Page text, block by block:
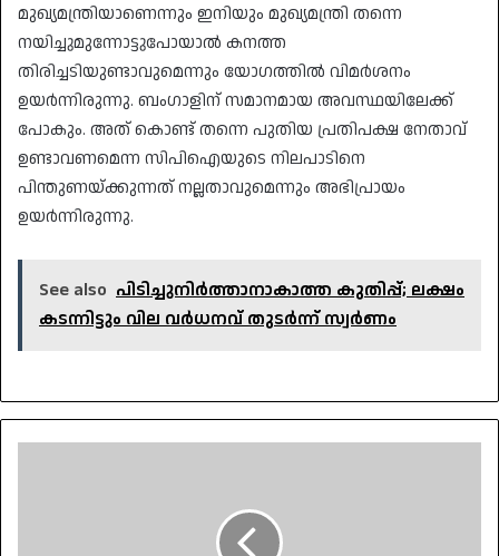
മുഖ്യമന്ത്രിയാണെന്നും ഇനിയും മുഖ്യമന്ത്രി തന്നെ
നയിച്ചുമുന്നോട്ടുപോയാല്‍ കനത്ത
തിരിച്ചടിയുണ്ടാവുമെന്നും യോഗത്തില്‍ വിമര്‍ശനം
ഉയര്‍ന്നിരുന്നു. ബംഗാളിന് സമാനമായ അവസ്ഥയിലേക്ക്
പോകും. അത് കൊണ്ട് തന്നെ പുതിയ പ്രതിപക്ഷ നേതാവ്
ഉണ്ടാവണമെന്ന സിപിഐയുടെ നിലപാടിനെ
പിന്തുണയ്ക്കുന്നത് നല്ലതാവുമെന്നും അഭിപ്രായം
ഉയര്‍ന്നിരുന്നു.
See also പിടിച്ചുനിർത്താനാകാത്ത കുതിപ്പ്; ലക്ഷം
കടന്നിട്ടും വില വർധനവ് തുടർന്ന് സ്വർണം